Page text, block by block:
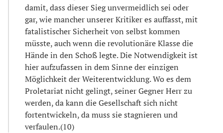
damit, dass dieser Sieg unvermeidlich sei oder
gar, wie mancher unserer Kritiker es auffasst, mit
fatalistischer Sicherheit von selbst kommen
müsste, auch wenn die revolutionäre Klasse die
Hände in den Schoß legte. Die Notwendigkeit ist
hier aufzufassen in dem Sinne der einzigen
Möglichkeit der Weiterentwicklung. Wo es dem
Proletariat nicht gelingt, seiner Gegner Herr zu
werden, da kann die Gesellschaft sich nicht
fortentwickeln, da muss sie stagnieren und
verfaulen.(10)